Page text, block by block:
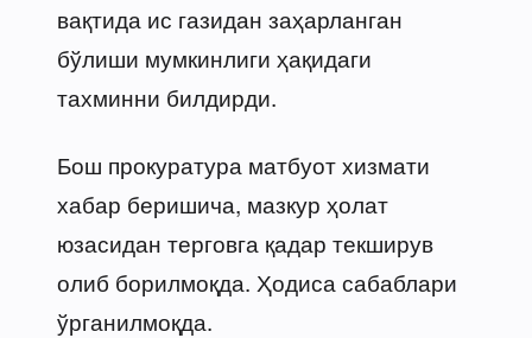
вақтида ис газидан заҳарланган
бўлиши мумкинлиги ҳақидаги
тахминни билдирди.
Бош прокуратура матбуот хизмати
хабар беришича, мазкур ҳолат
юзасидан терговга қадар текширув
олиб борилмоқда. Ҳодиса сабаблари
ўрганилмоқда.